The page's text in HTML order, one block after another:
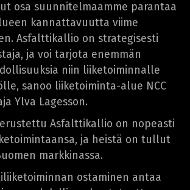
osa suunnitelmaamme parantaa
kannattavuutta viime
Asfalttikallio on strategisesti
ja voi tarjota enemmän
niin liiketoiminnalle
sanoo liiketoiminta-alue NCC
Ylva Lagesson.
Asfalttikallio on nopeasti
ja heistä on tullut
markkinassa.
ostaminen antaa